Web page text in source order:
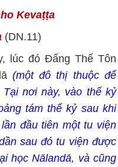
Kevaṭṭa
(DN.11)
lúc đó Đấng Thế Tôn
(một đô thị thuộc đế
nơi này, vào thế kỷ
tám thế kỷ sau khi
đầu tiên một tu viện
sau đó tu viện được
học Nālandā, và cũng